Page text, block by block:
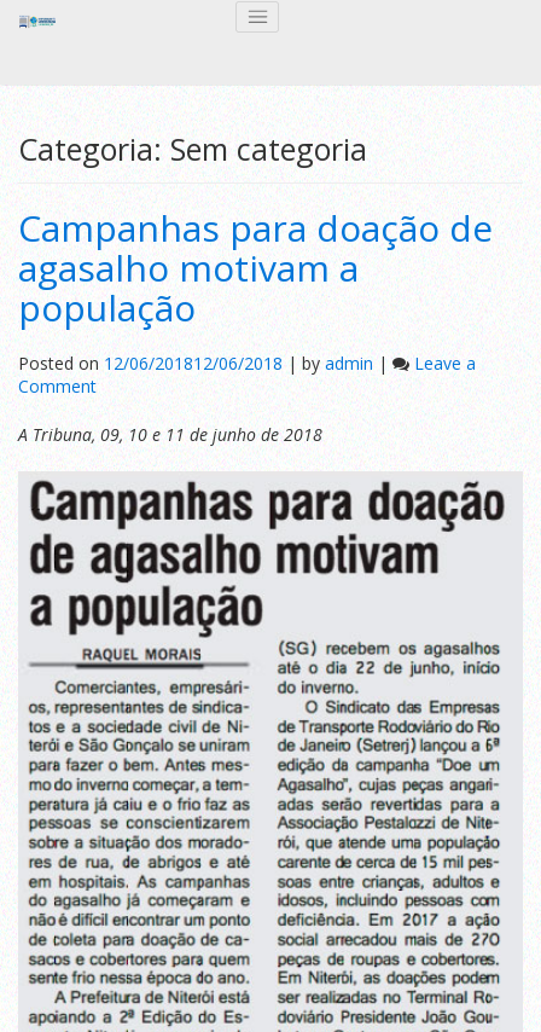
Categoria:Sem categoria
Campanhas para doação de
agasalho motivam a
população
Posted on 12/06/201812/06/2018|byadmin |
Leave a
Commenton
Campanhas
para
doação
de
agasalho
motivam
a
população
A Tribuna, 09, 10 e 11 de junho de 2018